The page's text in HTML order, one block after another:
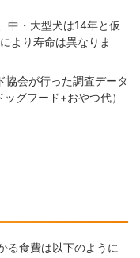
中・大型犬は14年と仮
より寿命は異なりま
協会が行った調査データ
グフード+おやつ代）
る食費は以下のように